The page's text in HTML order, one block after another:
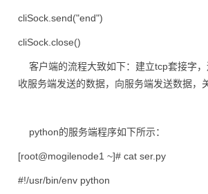
cliSock.send("end")
cliSock.close()
客户端的流程大致如下：建立tcp套接字
收服务端发送的数据，向服务端发送数据，
python的服务端程序如下所示：
[root@mogilenode1 ~]# cat ser.py
#!/usr/bin/env python